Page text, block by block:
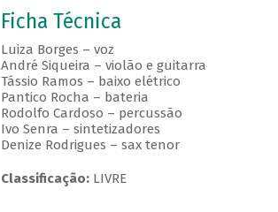
Ficha Técnica
Luiza Borges – voz
André Siqueira – violão e guitarra
Tássio Ramos – baixo elétrico
Pantico Rocha – bateria
Rodolfo Cardoso – percussão
Ivo Senra – sintetizadores
Denize Rodrigues – sax tenor
Classificação: LIVRE